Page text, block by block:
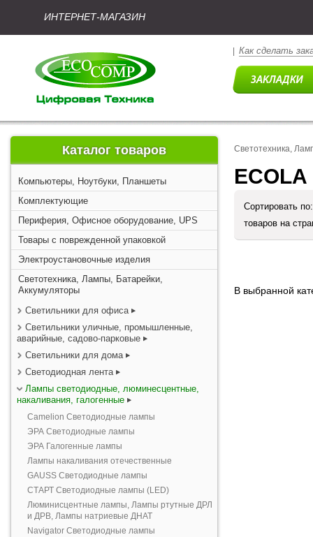
ИНТЕРНЕТ-МАГАЗИН
Как сделать
Каталог товаров
Компьютеры, Ноутбуки, Планшеты
Комплектующие
Периферия, Офисное оборудование, UPS
Товары с поврежденной упаковкой
Электроустановочные изделия
Светотехника, Лампы, Батарейки,
Аккумуляторы
Светильники для офиса
Светильники уличные, промышленные,
аварийные, садово-парковые
Светильники для дома
Светодиодная лента
Лампы светодиодные, люминесцентные,
накаливания, галогенные
Camelion Светодиодные лампы
ЭРА Светодиодные лампы
ЭРА Галогенные лампы
Лампы накаливания отечественные
GAUSS Светодиодные лампы
СТАРТ Светодиодные лампы (LED)
Люминисцентные лампы, Лампы ртутные ДРЛ
и ДРВ, Лампы натриевые ДНАТ
Navigator Светодиодные лампы
Светотехника,
Сортировать
товаров на
В выбранной